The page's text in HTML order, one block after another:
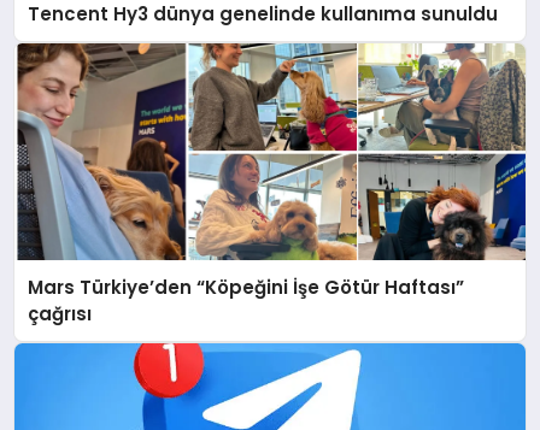
Tencent Hy3 dünya genelinde kullanıma sunuldu
Mars Türkiye’den “Köpeğini İşe Götür Haftası”
çağrısı